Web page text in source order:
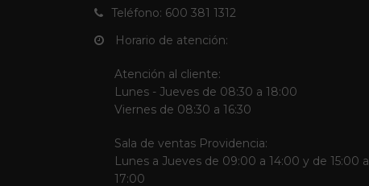
Teléfono: 600 381 1312
Horario de atención:
Atención al cliente:
Lunes - Jueves de 08:30 a 18:00
Viernes de 08:30 a 16:30
Sala de ventas Providencia:
Lunes a Jueves de 09:00 a 14:00 y de 15:00 a
17:00